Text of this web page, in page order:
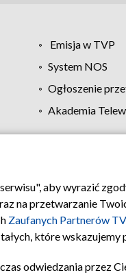
Emisja w TVP
System NOS
Ogłoszenie
Akademia
Regulamin TVP
aby wyrazić
na przetwarzanie
Zaufanych Partnerów
które
odwiedzania przez